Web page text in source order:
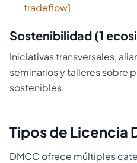
tradeflow]
Sostenibilidad (1
Iniciativas transversales,
seminarios y talleres sobre
sostenibles.
Tipos de Licencia
DMCC ofrece múltiples